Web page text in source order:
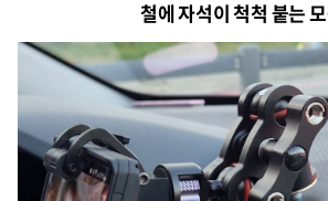
철에 자석이 척척 붙는